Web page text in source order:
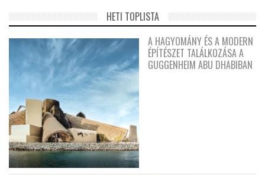
HETI TOPLISTA
A HAGYOMÁNY ÉS A MODERN
ÉPÍTÉSZET TALÁLKOZÁSA A
GUGGENHEIM ABU DHABIBAN